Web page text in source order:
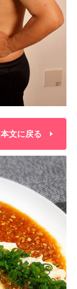
本文に戻る